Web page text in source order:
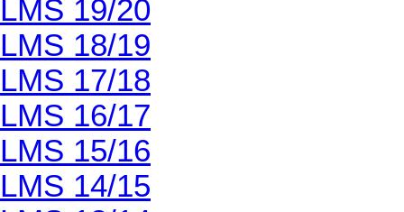
LMS 19/20
LMS 18/19
LMS 17/18
LMS 16/17
LMS 15/16
LMS 14/15